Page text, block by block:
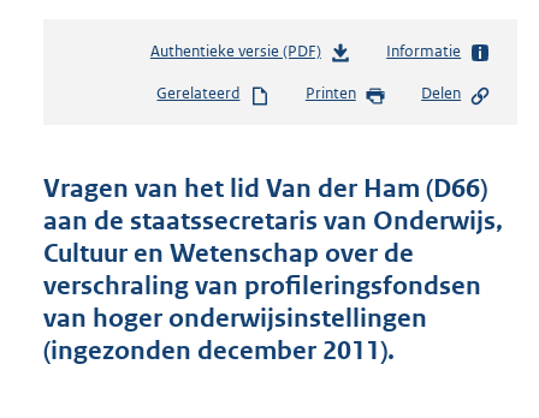
Authentieke versie (PDF)b
s
n
d
s
g
r
o
t
Informatie
Gerelateerd Printen Delen
Vragen van het lid Van der Ham (D66)
aan de staatssecretaris van Onderwijs,
Cultuur en Wetenschap over de
verschraling van profileringsfondsen
van hoger onderwijsinstellingen
(ingezonden december 2011).